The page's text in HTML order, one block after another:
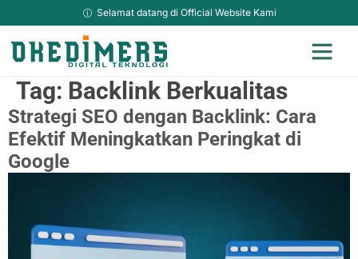
Selamat datang di Official Website Kami
Tag: Backlink Berkualitas
Strategi SEO dengan Backlink: Cara
Efektif Meningkatkan Peringkat di
Google